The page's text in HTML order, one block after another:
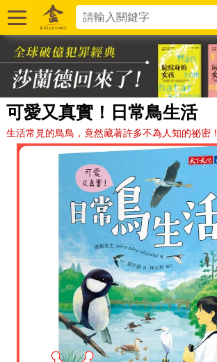
可愛又真實！日常鳥生活
生活常見的鳥鳥，竟然藏著許多不為人知的祕密！